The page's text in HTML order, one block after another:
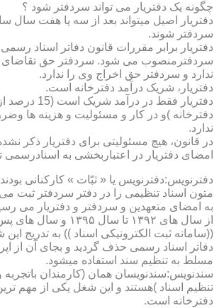
چگونه یک دفتریار می تواند سردفتر شود ؟
دفتریار اصیل میتواند بعد از سه یا هفت سال
سردفتر شوند.
دفتریار برابر مقررات قانون دفاتر اسناد رسمی
سردفترمنصوب می شود. سردفتر حق تقاضای
ندارد و سردفتر حق اخراج وی را ندارد.
دفتریار، شریک درآمد دفترخانه است.
دفتریار فقط در
دفترخانه )و در کار و مسئولیت و هزینه ها
ندارد.
در قانون، هیچ مسئولیتی برای دفتریار ذکر
امضای دفتریار در اعتباربخشی به اسنادرسمی
دفترنویس:دفترنویس یا « ثبّات » کارکنانی
متون اسناد تنظیمی را در دفتر سردفتر ثبت می
به امضای متعهدین و سردفتر و دفتریار می
از سال های ۱۳۹۲ تا سال
((سامانه ثبت الکترونیکی اسناد )) به تدریج
دفاتر اسناد رسمی حذف گردید و بجای آن از
مسلط به تنظیم سند استفاده میشود.
سندنویس:سندنویسان همان (کارمندان
تنظیم اسناد )هستند و این شغل یکی از مهم
دفترخانه است.